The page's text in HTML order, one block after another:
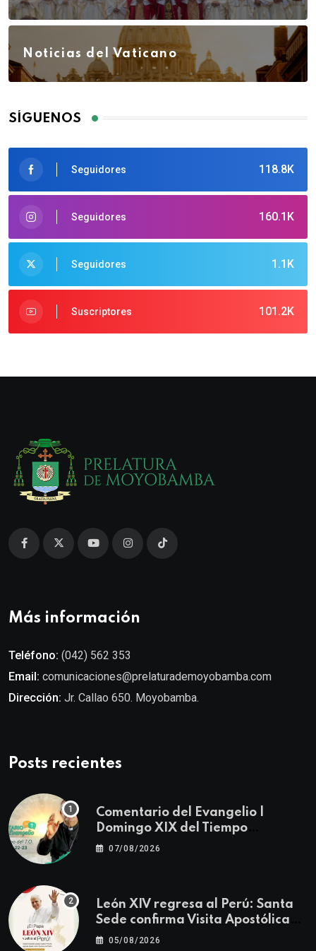
Noticias del Vaticano
SÍGUENOS
118.8K
Seguidores
160.1K
Seguidores
1.1K
Seguidores
101.2K
Suscriptores
Más información
Teléfono: (042) 562 353
Email: comunicaciones@prelaturademoyobamba.com
Dirección: Jr. Callao 650. Moyobamba.
Posts recientes
Comentario del Evangelio |
Domingo XIX del Tiempo
Ordinario | Mateo 14, 22-23
07/08/2026
León XIV regresa al Perú: Santa
Sede confirma Visita Apostólica
del 11 al 17 de noviembre
05/08/2026